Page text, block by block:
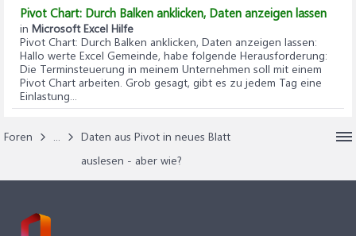
Pivot Chart: Durch Balken anklicken, Daten anzeigen lassen
in Microsoft Excel Hilfe
Pivot Chart: Durch Balken anklicken, Daten anzeigen lassen:
Hallo werte Excel Gemeinde, habe folgende Herausforderung:
Die Terminsteuerung in meinem Unternehmen soll mit einem
Pivot Chart arbeiten. Grob gesagt, gibt es zu jedem Tag eine
Einlastung...
Foren ...
Daten aus Pivot in neues Blatt
auslesen - aber wie?